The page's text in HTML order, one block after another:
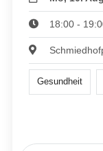
18:00 -
Gesundheit